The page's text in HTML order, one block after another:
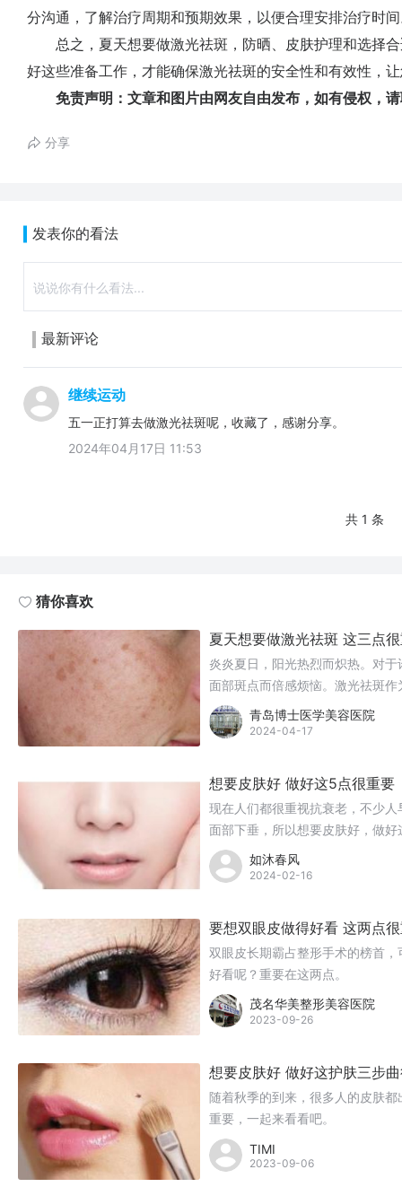
分沟通，了解治疗周期和预期效果，以便合理安排治疗时
总之，夏天想要做激光祛斑，防晒、皮肤护理和选择合
好这些准备工作，才能确保激光祛斑的安全性和有效性，
免责声明：文章和图片由网友自由发布，如有侵权，请
分享
发表你的看法
最新评论
继续运动
五一正打算去做激光祛斑呢，收藏了，感谢分享。
2024年04月17日 11:53
共 1 条
猜你喜欢
夏天想要做激光祛斑 这三点
炎炎夏日，阳光热烈而炽热。对
面部斑点而倍感烦恼。激光祛斑
而，在夏天进行激光祛斑，需要
时，必须重视的三点内容，帮助
青岛博士医学美容医院
2024-04-17
想要皮肤好 做好这5点很重要
现在人们都很重视抗衰老，不少
面部下垂，所以想要皮肤好，做
如沐春风
2024-02-16
要想双眼皮做得好看 这两点
双眼皮长期霸占整形手术的榜首
好看呢？重要在这两点。
茂名华美整形美容医院
2023-09-26
想要皮肤好 做好这护肤三步
随着秋季的到来，很多人的皮肤
重要，一起来看看吧。
TIMI
2023-09-06